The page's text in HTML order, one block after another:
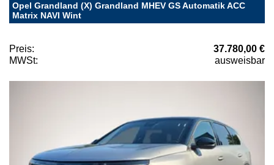
Opel Grandland (X) Grandland MHEV GS Automatik ACC
Matrix NAVI Wint
Preis:
37.780,00 €
MWSt:
ausweisbar